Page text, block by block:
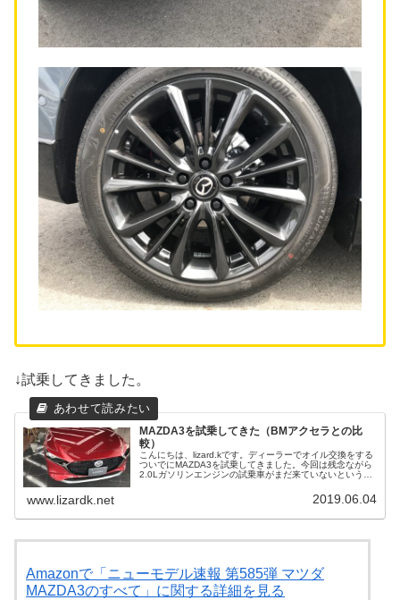
↓試乗してきました。
MAZDA3を試乗してきた（BMアクセラとの比
較）
こんにちは、lizard.kです。ディーラーでオイル交換をする
ついでにMAZDA3を試乗してきました。今回は残念ながら
2.0Lガソリンエンジンの試乗車がまだ来ていないというこ
www.lizardk.net 2019.06.04
Amazonで「ニューモデル速報 第585弾 マツダ
MAZDA3のすべて」に関する詳細を見る